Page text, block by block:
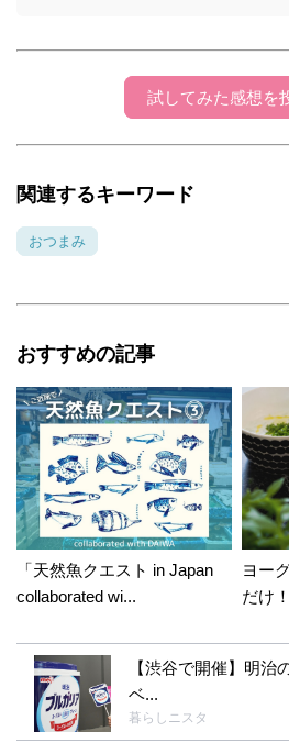
試してみた感想を
関連するキーワード
おつまみ
おすすめの記事
「天然魚クエスト in Japan
collaborated wi...
ヨー
だけ
【渋谷で開催】明治
ベ...
暮らしニスタ